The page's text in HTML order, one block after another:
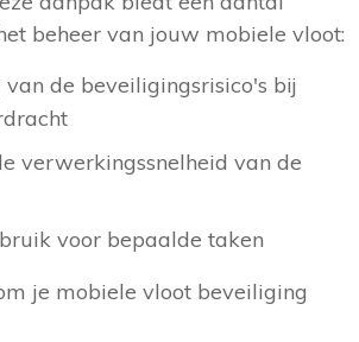
beheer van jouw mobiele vloot:
de beveiligingsrisico's bij
verwerkingssnelheid van de
voor bepaalde taken
je mobiele vloot beveiliging